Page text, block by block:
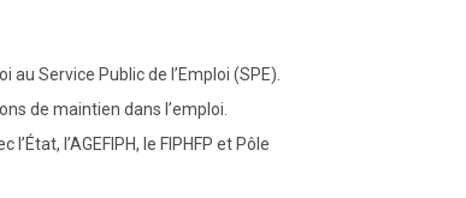
au Service Public de l’Emploi (SPE).
de maintien dans l’emploi.
l’AGEFIPH, le FIPHFP et Pôle